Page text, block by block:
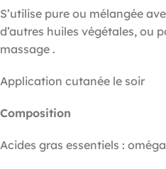
S’utilise pure ou mélangée
d’autres huiles végétales, ou
massage .
Application cutanée le soir
Composition
Acides gras essentiels :